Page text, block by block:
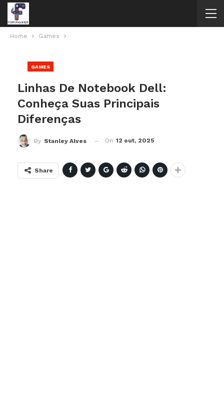
Home Games
GAMES
Linhas De Notebook Dell:
Conheça Suas Principais
Diferenças
By Stanley Alves On 12 out, 2025
Share